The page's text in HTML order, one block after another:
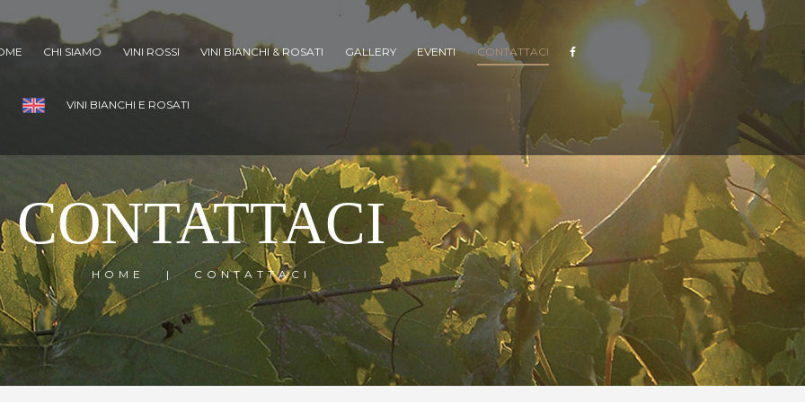
CHI SIAMO VINI ROSSI VINI BIANCHI & ROSATI GALLERY EVENTI CONTATTACI
VINI BIANCHI E ROSATI
CONTATTACI
HOME CONTATTACI